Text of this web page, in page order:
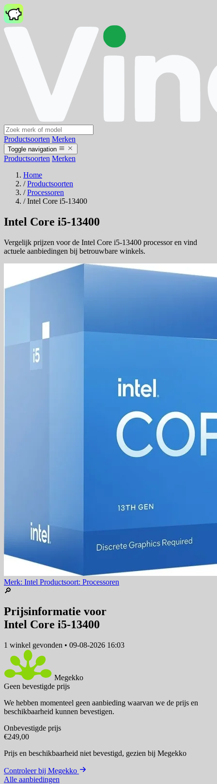
Productsoorten Merken
Toggle navigation
Productsoorten Merken
Home
/ Productsoorten
/ Processoren
/ Intel Core i5-13400
Intel Core i5-13400
Vergelijk prijzen voor de Intel Core i5-13400 processor en vind
actuele aanbiedingen bij betrouwbare winkels.
Merk: Intel Productsoort: Processoren
🔎
Prijsinformatie voor
Intel Core i5-13400
1 winkel gevonden • 09-08-2026 16:03
Megekko
Geen bevestigde prijs
We hebben momenteel geen aanbieding waarvan we de prijs en
beschikbaarheid kunnen bevestigen.
Onbevestigde prijs
€249,00
Prijs en beschikbaarheid niet bevestigd, gezien bij Megekko
Controleer bij Megekko
Alle aanbiedingen